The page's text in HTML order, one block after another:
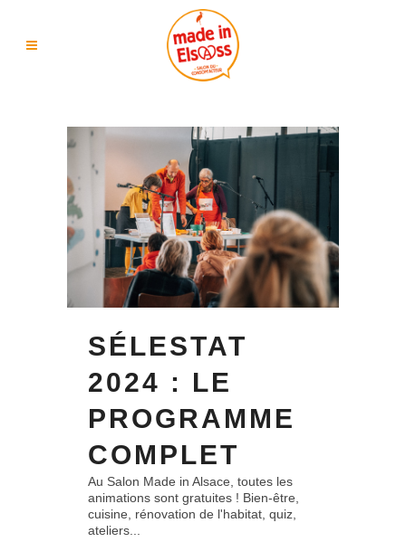
SÉLESTAT
2024 : LE
PROGRAMME
COMPLET
Au Salon Made in Alsace, toutes les
animations sont gratuites ! Bien-être,
cuisine, rénovation de l'habitat, quiz,
ateliers...